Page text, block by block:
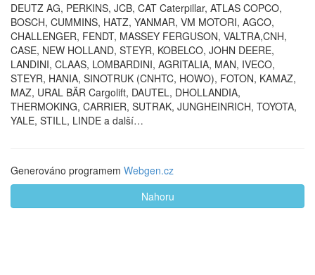
DEUTZ AG, PERKINS, JCB, CAT Caterpillar, ATLAS COPCO,
BOSCH, CUMMINS, HATZ, YANMAR, VM MOTORI, AGCO,
CHALLENGER, FENDT, MASSEY FERGUSON, VALTRA,CNH,
CASE, NEW HOLLAND, STEYR, KOBELCO, JOHN DEERE,
LANDINI, CLAAS, LOMBARDINI, AGRITALIA, MAN, IVECO,
STEYR, HANIA, SINOTRUK (CNHTC, HOWO), FOTON, KAMAZ,
MAZ, URAL BÄR Cargolift, DAUTEL, DHOLLANDIA,
THERMOKING, CARRIER, SUTRAK, JUNGHEINRICH, TOYOTA,
YALE, STILL, LINDE a další…
Generováno programem Webgen.cz
Nahoru